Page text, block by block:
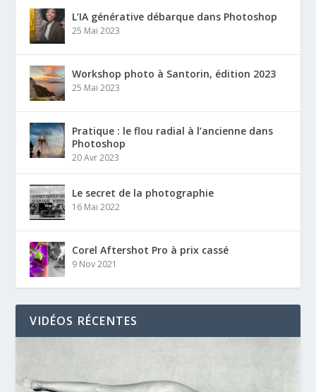
L’IA générative débarque dans Photoshop
25 Mai 2023
Workshop photo à Santorin, édition 2023
25 Mai 2023
Pratique : le flou radial à l’ancienne dans
Photoshop
20 Avr 2023
Le secret de la photographie
16 Mai 2022
Corel Aftershot Pro à prix cassé
9 Nov 2021
VIDÉOS RÉCENTES